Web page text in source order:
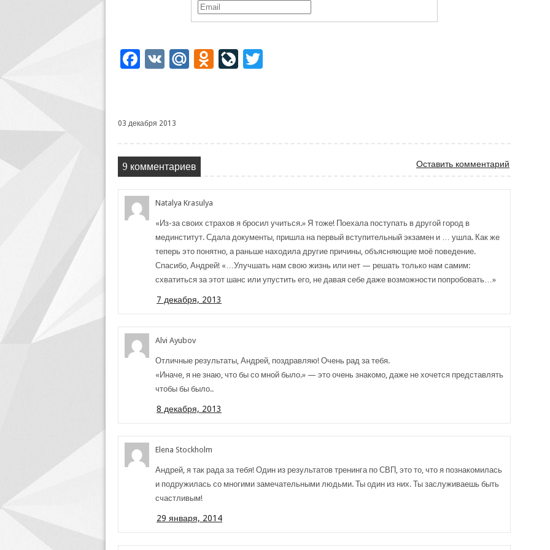
Facebook
VK Mail.Ru Odnoklassniki
LiveJournal
03 декабря 2013
9 комментариев Оставить комментарий
Natalya Krasulya
«Из-за своих страхов я бросил учиться.» Я тоже! Поехала поступать в другой город в
мединститут. Сдала документы, пришла на первый вступительный экзамен и … ушла. Как же
теперь это понятно, а раньше находила другие причины, объясняющие моё поведение.
Спасибо, Андрей! «…Улучшать нам свою жизнь или нет — решать только нам самим:
схватиться за этот шанс или упустить его, не давая себе даже возможности попробовать…»
7 декабря, 2013
Alvi Ayubov
Отличные результаты, Андрей, поздравляю! Очень рад за тебя.
«Иначе, я не знаю, что бы со мной было.» — это очень знакомо, даже не хочется представлять
чтобы бы было..
8 декабря, 2013
Elena Stockholm
Андрей, я так рада за тебя! Один из результатов тренинга по СВП, это то, что я познакомилась
и подружилась со многими замечательными людьми. Ты один из них. Ты заслуживаешь быть
счастливым!
29 января, 2014